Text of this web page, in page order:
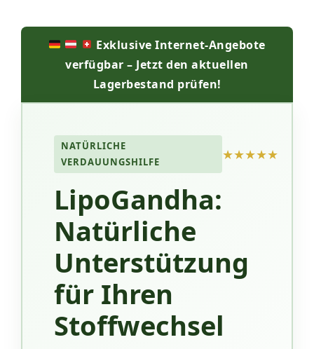
Exklusive Internet-Angebote
verfügbar – Jetzt den aktuellen
Lagerbestand prüfen!
NATÜRLICHE
VERDAUUNGSHILFE
★★★★★
LipoGandha:
Natürliche
Unterstützung
für Ihren
Stoffwechsel